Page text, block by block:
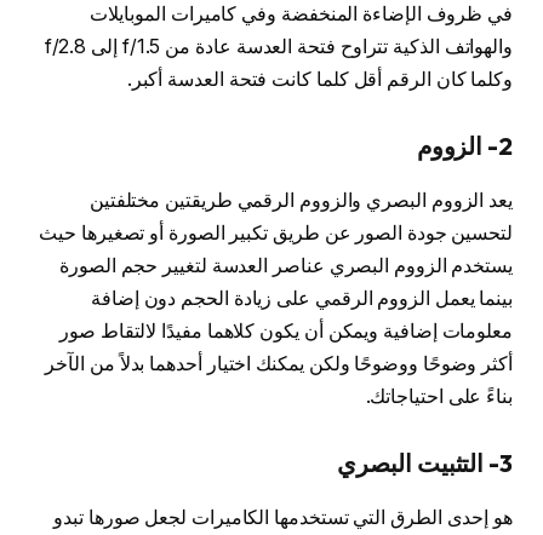
في ظروف الإضاءة المنخفضة وفي كاميرات الموبايلات
والهواتف الذكية تتراوح فتحة العدسة عادة من f/1.5 إلى f/2.8
وكلما كان الرقم أقل كلما كانت فتحة العدسة أكبر.
2- الزووم
يعد الزووم البصري والزووم الرقمي طريقتين مختلفتين
لتحسين جودة الصور عن طريق تكبير الصورة أو تصغيرها حيث
يستخدم الزووم البصري عناصر العدسة لتغيير حجم الصورة
بينما يعمل الزووم الرقمي على زيادة الحجم دون إضافة
معلومات إضافية ويمكن أن يكون كلاهما مفيدًا لالتقاط صور
أكثر وضوحًا ووضوحًا ولكن يمكنك اختيار أحدهما بدلاً من الآخر
بناءً على احتياجاتك.
3- التثبيت البصري
هو إحدى الطرق التي تستخدمها الكاميرات لجعل صورها تبدو